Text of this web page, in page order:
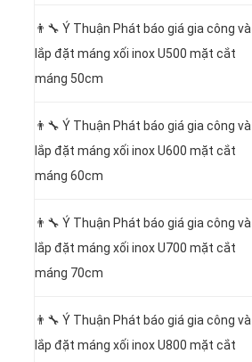
👨‍🔧 Ý Thuận Phát báo giá gia công và
lắp đặt máng xối inox U500 mặt cắt
máng 50cm
👨‍🔧 Ý Thuận Phát báo giá gia công và
lắp đặt máng xối inox U600 mặt cắt
máng 60cm
👨‍🔧 Ý Thuận Phát báo giá gia công và
lắp đặt máng xối inox U700 mặt cắt
máng 70cm
👨‍🔧 Ý Thuận Phát báo giá gia công và
lắp đặt máng xối inox U800 mặt cắt